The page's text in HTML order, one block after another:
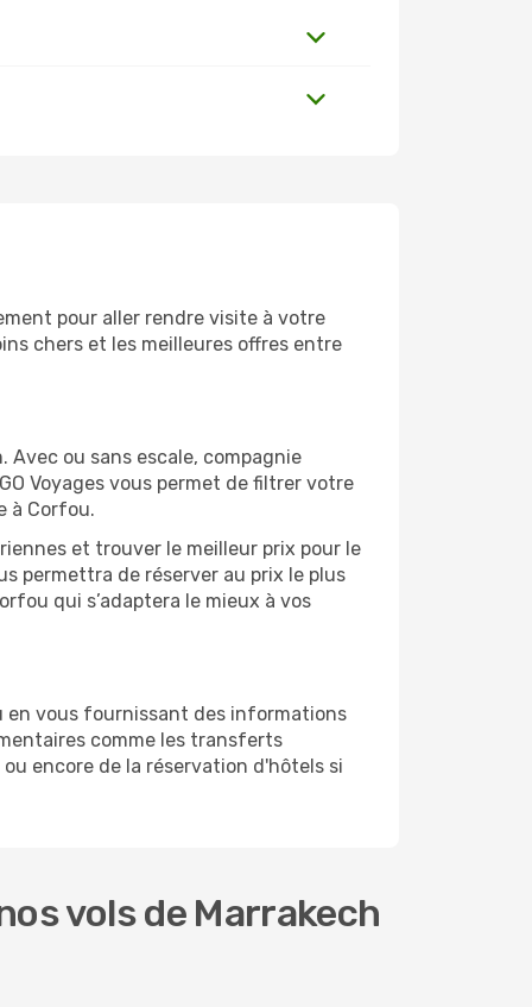
pour aller rendre visite à votre
chers et les meilleures offres entre
Avec ou sans escale, compagnie
Voyages vous permet de filtrer votre
à Corfou.
et trouver le meilleur prix pour le
permettra de réserver au prix le plus
qui s’adaptera le mieux à vos
en vous fournissant des informations
comme les transferts
encore de la réservation d'hôtels si
vols de Marrakech